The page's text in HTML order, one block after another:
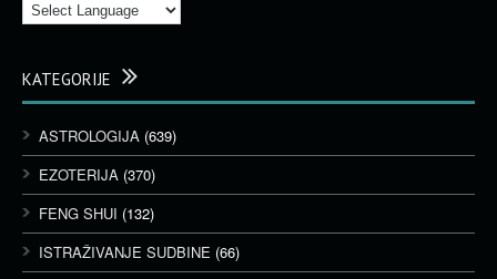
KATEGORIJE
ASTROLOGIJA (639)
EZOTERIJA (370)
FENG SHUI (132)
ISTRAŽIVANJE SUDBINE (66)